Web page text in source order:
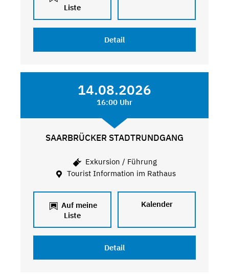
Liste
Detail
14.08.2026
16:00 Uhr
SAARBRÜCKER STADTRUNDGANG
Exkursion / Führung
Tourist Information im Rathaus
Auf meine
Liste
Kalender
Detail